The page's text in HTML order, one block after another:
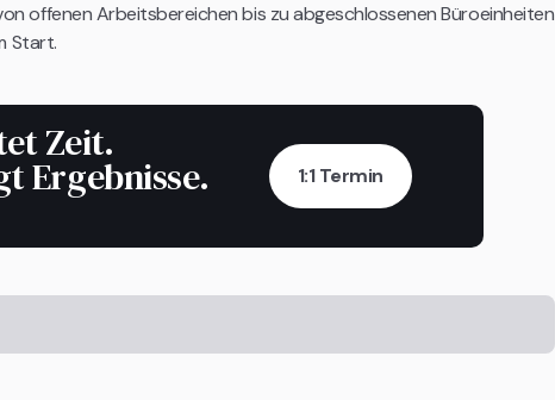
offenen Arbeitsbereichen bis zu abgeschlossenen Büroeinheiten
Start.
Zeit.
Ergebnisse. 1:1 Termin